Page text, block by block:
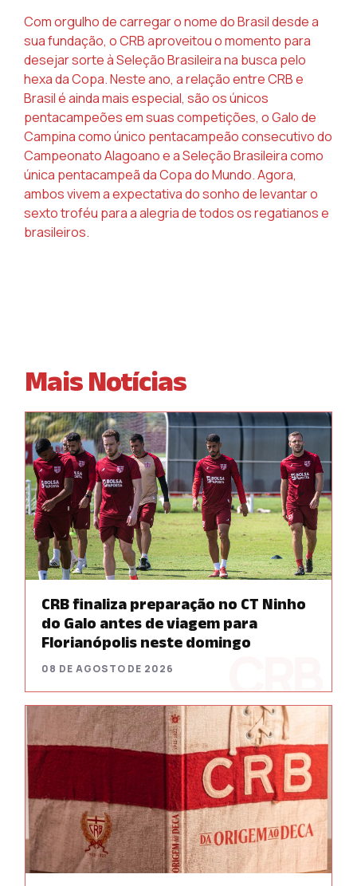
Com orgulho de carregar o nome do Brasil desde a
sua fundação, o CRB aproveitou o momento para
desejar sorte à Seleção Brasileira na busca pelo
hexa da Copa. Neste ano, a relação entre CRB e
Brasil é ainda mais especial, são os únicos
pentacampeões em suas competições, o Galo de
Campina como único pentacampeão consecutivo do
Campeonato Alagoano e a Seleção Brasileira como
única pentacampeã da Copa do Mundo. Agora,
ambos vivem a expectativa do sonho de levantar o
sexto troféu para a alegria de todos os regatianos e
brasileiros.
Mais Notícias
CRB finaliza preparação no CT Ninho
do Galo antes de viagem para
Florianópolis neste domingo
08 DE AGOSTO DE 2026